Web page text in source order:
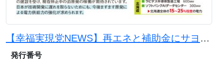
【幸福実現党NEWS】再エネと補助金にサヨナラを。原発と石炭火力で電気代を下げよう
発行番号